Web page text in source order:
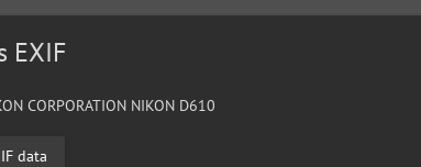
EXIF
CORPORATION NIKON D610
data